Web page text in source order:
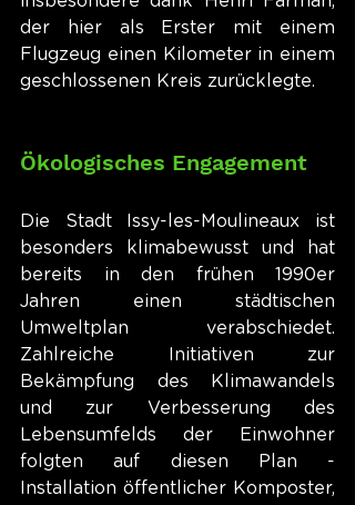
der hier als Erster mit einem
Flugzeug einen Kilometer in einem
geschlossenen Kreis zurücklegte.
Ökologisches Engagement
Die Stadt Issy-les-Moulineaux ist
besonders klimabewusst und hat
bereits in den frühen 1990er
Jahren einen städtischen
Umweltplan verabschiedet.
Zahlreiche Initiativen zur
Bekämpfung des Klimawandels
und zur Verbesserung des
Lebensumfelds der Einwohner
folgten auf diesen Plan -
Installation öffentlicher Komposter,